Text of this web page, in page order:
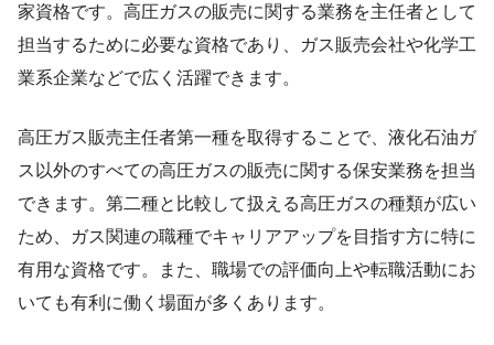
家資格です。高圧ガスの販売に関する業務を主任者として
担当するために必要な資格であり、ガス販売会社や化学工
業系企業などで広く活躍できます。
高圧ガス販売主任者第一種を取得することで、液化石油ガ
ス以外のすべての高圧ガスの販売に関する保安業務を担当
できます。第二種と比較して扱える高圧ガスの種類が広い
ため、ガス関連の職種でキャリアアップを目指す方に特に
有用な資格です。また、職場での評価向上や転職活動にお
いても有利に働く場面が多くあります。